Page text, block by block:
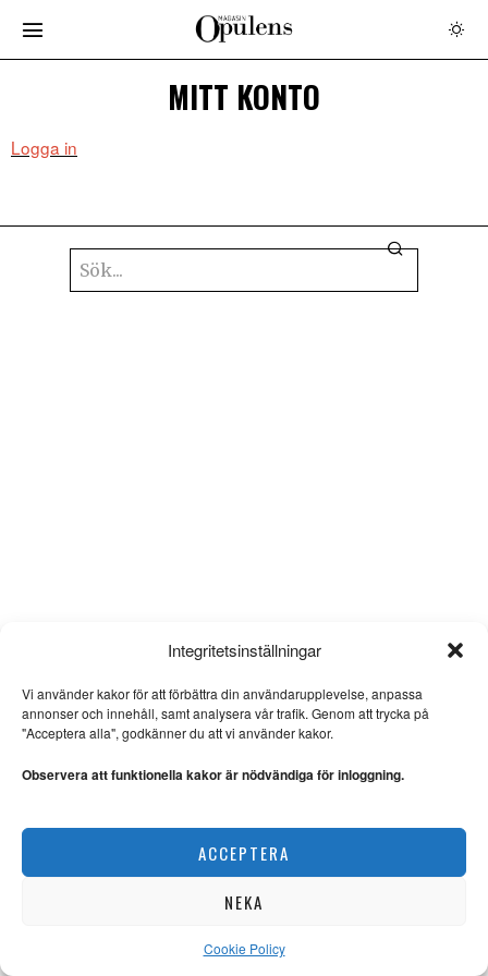
Integritetsinställningar
Vi använder kakor för att förbättra din användarupplevelse, anpassa
annonser och innehåll, samt analysera vår trafik. Genom att trycka på
"Acceptera alla", godkänner du att vi använder kakor.
Observera att funktionella kakor är nödvändiga för inloggning.
ACCEPTERA
NEKA
Cookie Policy
MITT KONTO
Logga in